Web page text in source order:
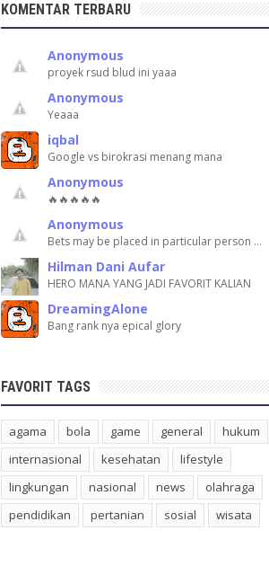
KOMENTAR TERBARU
Anonymous
proyek rsud blud ini yaaa
Anonymous
Yeaaa
iqbal
Google vs birokrasi menang mana
Anonymous
🔥🔥🔥🔥🔥
Anonymous
Bets may be placed in particular person …
Hilman Dani Aufar
HERO MANA YANG JADI FAVORIT KALIAN
DreamingAlone
Bang rank nya epical glory
FAVORIT TAGS
agama bola game general
hukum
internasional
kesehatan
lifestyle
lingkungan
nasional news
olahraga
pendidikan
pertanian sosial wisata